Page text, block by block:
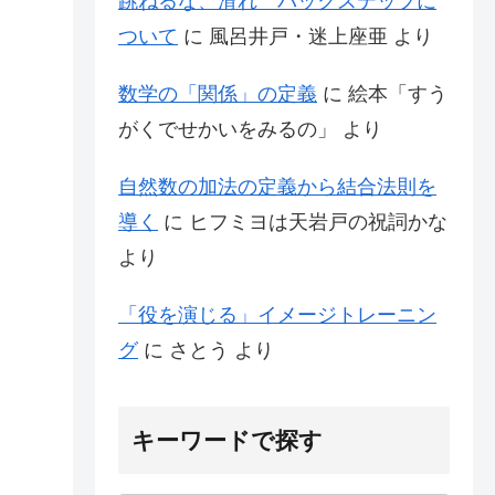
ついて に 風呂井戸・迷上座亜 より
数学の「関係」の定義 に 絵本「すう
がくでせかいをみるの」
より
自然数の加法の定義から結合法則を
導く に ヒフミヨは天岩戸の祝詞かな
より
「役を演じる」イメージトレーニン
グに さとう より
キーワードで探す